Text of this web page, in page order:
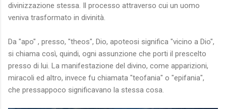
divinizzazione stessa. Il processo attraverso cui un uomo
veniva trasformato in divinità.
Da "apo" , presso, "theos", Dio, apoteosi significa "vicino a Dio",
si chiama così, quindi, ogni assunzione che porti il prescelto
presso di lui. La manifestazione del divino, come apparizioni,
miracoli ed altro, invece fu chiamata "teofania" o "epifania",
che pressappoco significavano la stessa cosa.